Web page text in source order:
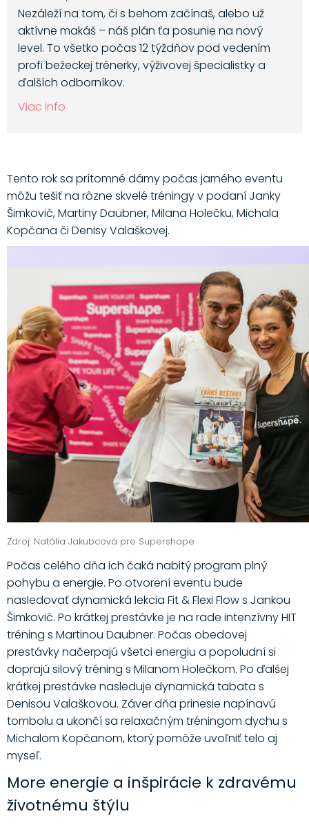
Nezáleží na tom, či s behom začínaš, alebo už
aktívne makáš – náš plán ťa posunie na nový
level. To všetko počas 12 týždňov pod vedením
profi bežeckej trénerky, výživovej špecialistky a
ďalších odborníkov.
Viac info
Tento rok sa prítomné dámy počas jarného eventu
môžu tešiť na rôzne skvelé tréningy v podaní Janky
Šimkovič, Martiny Daubner, Milana Holečku, Michala
Kopčana či Denisy Valaškovej.
Zdroj: Natália Jakubcová pre Supershape
Počas celého dňa ich čaká nabitý program plný
pohybu a energie. Po otvorení eventu bude
nasledovať dynamická lekcia Fit & Flexi Flow s Jankou
Šimkovič. Po krátkej prestávke je na rade intenzívny HIT
tréning s Martinou Daubner. Počas obedovej
prestávky načerpajú všetci energiu a popoludní si
doprajú silový tréning s Milanom Holečkom. Po ďalšej
krátkej prestávke nasleduje dynamická tabata s
Denisou Valaškovou. Záver dňa prinesie napínavú
tombolu a ukončí sa relaxačným tréningom dychu s
Michalom Kopčanom, ktorý pomôže uvoľniť telo aj
myseľ.
More energie a inšpirácie k zdravému
životnému štýlu